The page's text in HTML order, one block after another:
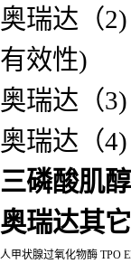
奥瑞达（
有效性)
奥瑞达（
奥瑞达（
三磷酸肌
奥瑞达其
人甲状腺过氧化物酶 TPO